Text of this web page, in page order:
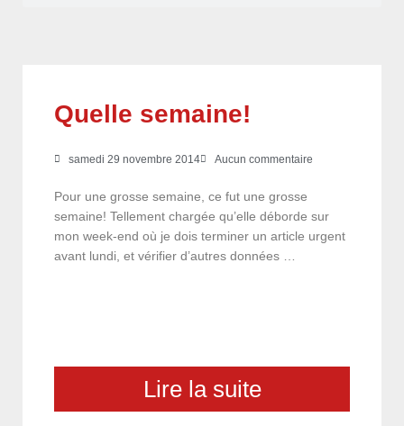
Quelle semaine!
samedi 29 novembre 2014 Aucun commentaire
Pour une grosse semaine, ce fut une grosse
semaine! Tellement chargée qu’elle déborde sur
mon week-end où je dois terminer un article urgent
avant lundi, et vérifier d’autres données …
Lire la suite